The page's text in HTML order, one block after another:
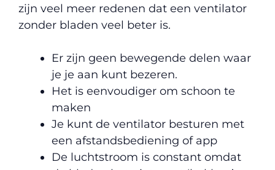
zijn veel meer redenen dat een ventilator
zonder bladen veel beter is.
Er zijn geen bewegende delen waar
je je aan kunt bezeren.
Het is eenvoudiger om schoon te
maken
Je kunt de ventilator besturen met
een afstandsbediening of app
De luchtstroom is constant omdat